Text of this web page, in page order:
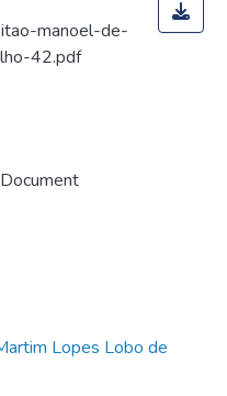
manoel-de-
42.pdf
Lopes Lobo de